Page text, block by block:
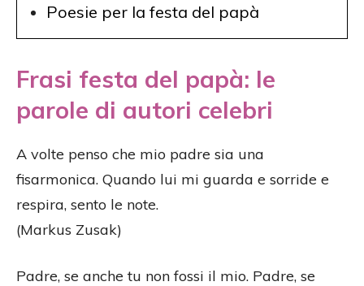
Poesie per la festa del papà
Frasi festa del papà: le
parole di autori celebri
A volte penso che mio padre sia una
fisarmonica. Quando lui mi guarda e sorride e
respira, sento le note.
(Markus Zusak)
Padre, se anche tu non fossi il mio. Padre, se